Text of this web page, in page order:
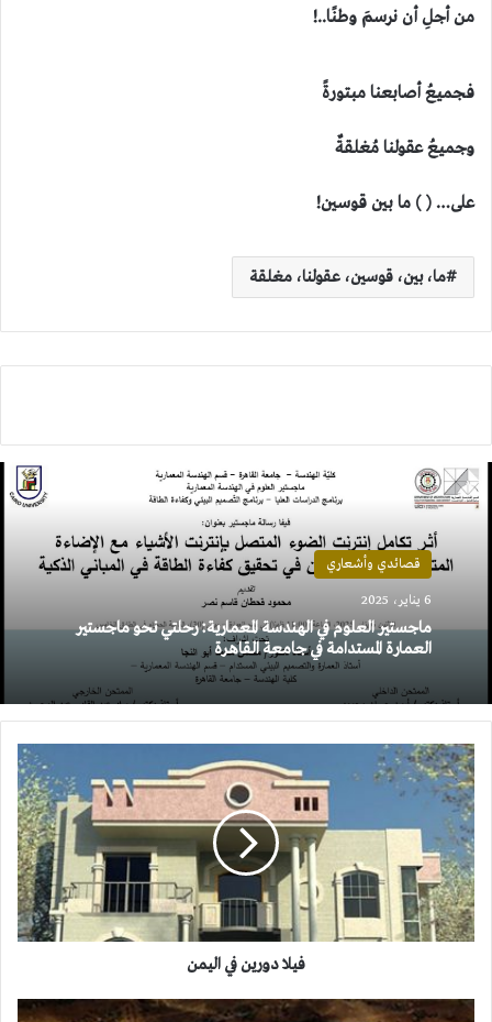
من أجلِ أن نرسمَ وطنًا..!
فجميعُ أصابعنا مبتورةً
وجميعُ عقولنا مُغلقةٌ
على… ( ) ما بين قوسين!
ما، بين، قوسين، عقولنا، مغلقة
قصائدي وأشعاري
6 يناير، 2025
ماجستير العلوم في الهندسة المعمارية: رحلتي نحو ماجستير
العمارة المستدامة في جامعة القاهرة
فيلا
دورين
في
اليمن
فيلا دورين في اليمن
السمات